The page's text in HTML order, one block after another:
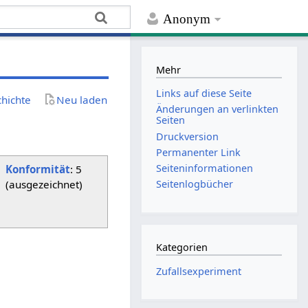
Anonym
Neu laden
Konformität: 5
(ausgezeichnet)
Mehr
Links auf diese Seite
Änderungen an verlinkten
Seiten
Druckversion
Permanenter Link
Seiten­­informationen
Seitenlogbücher
Kategorien
Zufallsexperiment